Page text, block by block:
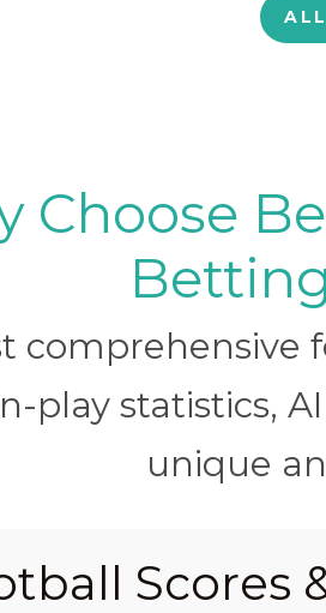
Choose
play statistics,
unique
Scores